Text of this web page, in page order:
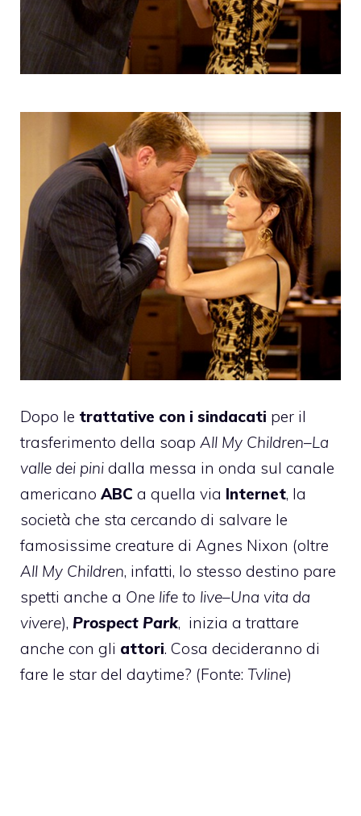
Dopo le trattative con i sindacati per il
trasferimento della soap All My Children–La
valle dei pini dalla messa in onda sul canale
americano ABC a quella via Internet, la
società che sta cercando di salvare le
famosissime creature di Agnes Nixon (oltre
All My Children, infatti, lo stesso destino pare
spetti anche a One life to live–Una vita da
vivere), Prospect Park, inizia a trattare
anche con gli attori. Cosa decideranno di
fare le star del daytime? (Fonte: Tvline)